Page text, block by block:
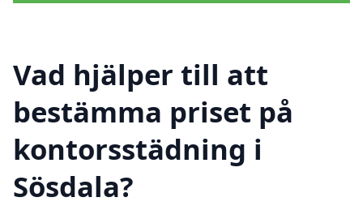
Vad hjälper till att
bestämma priset på
kontorsstädning i
Sösdala?